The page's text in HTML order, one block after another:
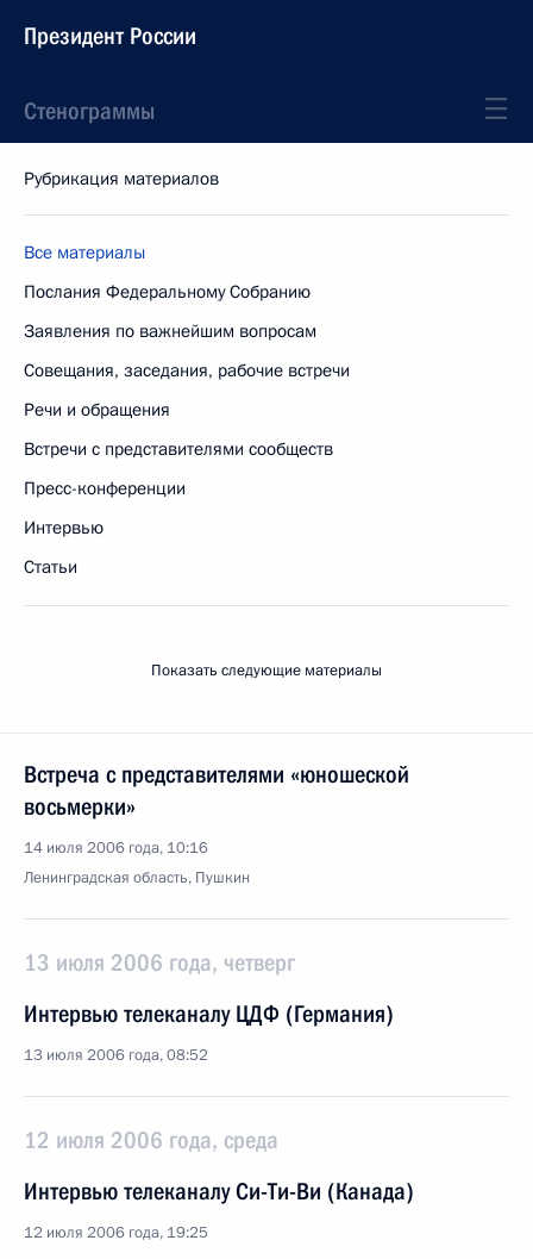
Президент России
Стенограммы
Рубрикация материалов
Все материалы
Послания Федеральному Собранию
Заявления по важнейшим вопросам
Совещания, заседания, рабочие встречи
Речи и обращения
Встречи с представителями сообществ
Пресс-конференции
Интервью
Статьи
Показать следующие материалы
Встреча с представителями «юношеской
восьмерки»
14 июля 2006 года, 10:16
Ленинградская область, Пушкин
13 июля 2006 года, четверг
Интервью телеканалу ЦДФ (Германия)
13 июля 2006 года, 08:52
12 июля 2006 года, среда
Интервью телеканалу Си-Ти-Ви (Канада)
12 июля 2006 года, 19:25